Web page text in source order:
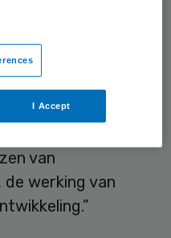
worden om
de taal eigen
en beleidsmakers”,
op de debatsite
van
werking van
I Accept